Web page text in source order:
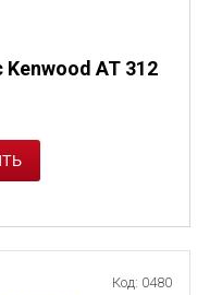
AT 312
Код: 0480